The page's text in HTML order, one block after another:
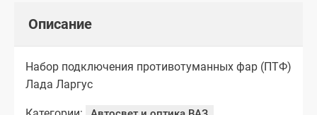
Описание
Набор подключения противотуманных фар (ПТФ)
Лада Ларгус